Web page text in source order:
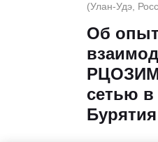
(Улан-Удэ,
Об
сетью в
Бурятия